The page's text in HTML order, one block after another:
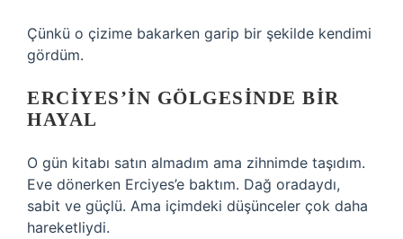
Çünkü o çizime bakarken garip bir şekilde kendimi
gördüm.
ERCIYES’IN GÖLGESINDE BIR
HAYAL
O gün kitabı satın almadım ama zihnimde taşıdım.
Eve dönerken Erciyes’e baktım. Dağ oradaydı,
sabit ve güçlü. Ama içimdeki düşünceler çok daha
hareketliydi.